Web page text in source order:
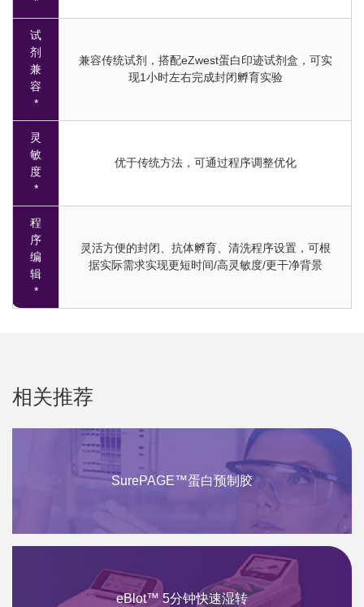
试
剂
兼
容
*
兼容传统试剂，搭配eZwest蛋白印迹试剂盒，可实
现1小时左右完成封闭孵育实验
灵
敏
度
*
优于传统方法，可通过程序调整优化
程
序
编
辑
*
灵活方便的封闭、抗体孵育、清洗程序设置，可根
据实际需求实现更短时间/高灵敏度/更干净背景
相关推荐
SurePAGE™蛋白预制胶
eBlot™ 5分钟快速湿转